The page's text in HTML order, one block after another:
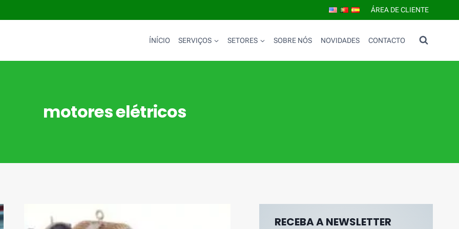
ÁREA DE CLIENTE
ÍNÍCIO SERVIÇOS SETORES SOBRE NÓS NOVIDADES CONTACTO
motores elétricos
RECEBA A NEWSLETTER